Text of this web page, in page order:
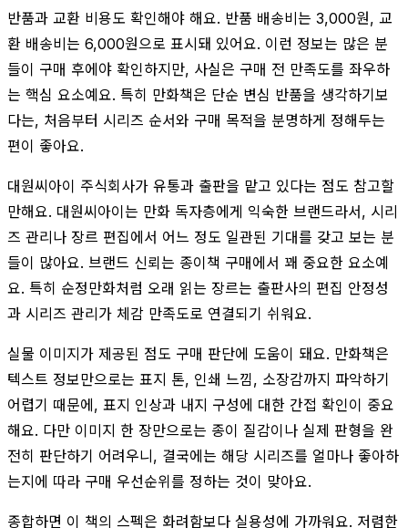
반품과 교환 비용도 확인해야 해요. 반품 배송비는 3,000원, 교
환 배송비는 6,000원으로 표시돼 있어요. 이런 정보는 많은 분
들이 구매 후에야 확인하지만, 사실은 구매 전 만족도를 좌우하
는 핵심 요소예요. 특히 만화책은 단순 변심 반품을 생각하기보
다는, 처음부터 시리즈 순서와 구매 목적을 분명하게 정해두는
편이 좋아요.
대원씨아이 주식회사가 유통과 출판을 맡고 있다는 점도 참고할
만해요. 대원씨아이는 만화 독자층에게 익숙한 브랜드라서, 시리
즈 관리나 장르 편집에서 어느 정도 일관된 기대를 갖고 보는 분
들이 많아요. 브랜드 신뢰는 종이책 구매에서 꽤 중요한 요소예
요. 특히 순정만화처럼 오래 읽는 장르는 출판사의 편집 안정성
과 시리즈 관리가 체감 만족도로 연결되기 쉬워요.
실물 이미지가 제공된 점도 구매 판단에 도움이 돼요. 만화책은
텍스트 정보만으로는 표지 톤, 인쇄 느낌, 소장감까지 파악하기
어렵기 때문에, 표지 인상과 내지 구성에 대한 간접 확인이 중요
해요. 다만 이미지 한 장만으로는 종이 질감이나 실제 판형을 완
전히 판단하기 어려우니, 결국에는 해당 시리즈를 얼마나 좋아하
는지에 따라 구매 우선순위를 정하는 것이 맞아요.
종합하면 이 책의 스펙은 화려함보다 실용성에 가까워요. 저렴한